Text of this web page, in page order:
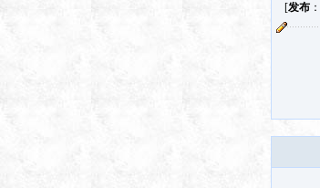
[发布